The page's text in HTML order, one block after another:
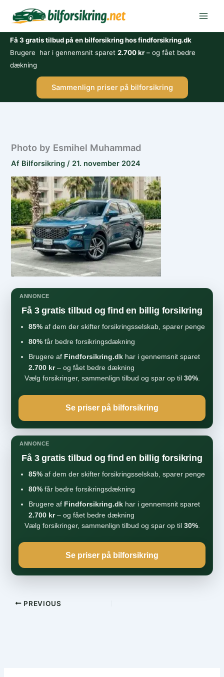
Få 3 gratis tilbud på en bilforsikring hos findforsikring.dk
Brugere har i gennemsnit sparet 2.700 kr– og fået bedre
dækning
Sammenlign priser på bilforsikring
Photo by Esmihel Muhammad
Af Bilforsikring/ 21. november 2024
ANNONCE
Få 3 gratis tilbud og find en billig forsikring
85% af dem der skifter forsikringsselskab, sparer penge
80% får bedre forsikringsdækning
Brugere af Findforsikring.dk har i gennemsnit sparet
2.700 kr– og fået bedre dækning
Vælg forsikringer, sammenlign tilbud og spar op til 30%.
Se priser på bilforsikring
ANNONCE
Få 3 gratis tilbud og find en billig forsikring
85% af dem der skifter forsikringsselskab, sparer penge
80% får bedre forsikringsdækning
Brugere af Findforsikring.dk har i gennemsnit sparet
2.700 kr– og fået bedre dækning
Vælg forsikringer, sammenlign tilbud og spar op til 30%.
Se priser på bilforsikring
PREVIOUS